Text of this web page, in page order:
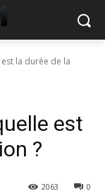
la durée de la
est
?
0
2063